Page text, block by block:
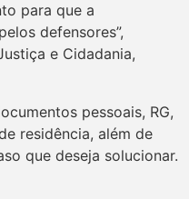
para que a
defensores”,
e Cidadania,
pessoais, RG,
residência, além de
que deseja solucionar.